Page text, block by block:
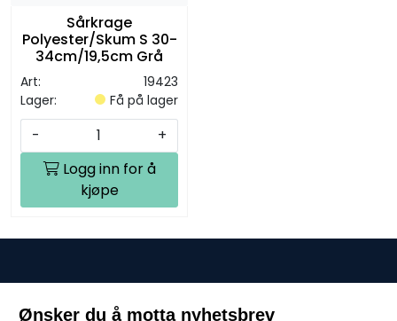
Sårkrage
Polyester/Skum S 30-
34cm/19,5cm Grå
Art:
19423
Lager:
Få på lager
-
+
Logg inn for å
kjøpe
Ønsker du å motta nyhetsbrev